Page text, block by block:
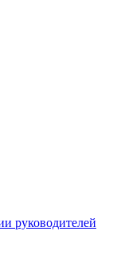
руководителей